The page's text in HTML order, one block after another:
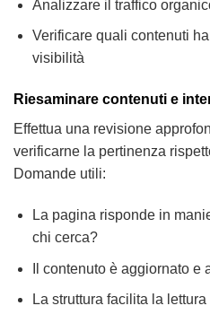
Analizzare il traffico
Verificare quali contenuti
visibilità
Riesaminare contenuti e
Effettua una revisione
verificarne la pertinenza
Domande utili:
La pagina risponde in
chi cerca?
Il contenuto è aggiornato e
La struttura facilita la